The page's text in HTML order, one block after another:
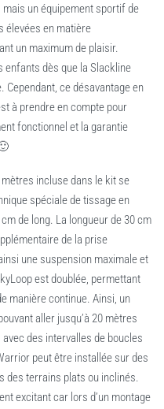
un équipement sportif de
élevées en matière
un maximum de plaisir.
enfants dès que la Slackline
ce désavantage en
à prendre en compte pour
fonctionnel et la garantie
incluse dans le kit se
spéciale de tissage en
de long. La longueur de 30 cm
de la prise
une suspension maximale et
est doublée, permettant
manière continue. Ainsi, un
aller jusqu’à 20 mètres
des intervalles de boucles
peut être installée sur des
des terrains plats ou inclinés.
excitant car lors d’un montage